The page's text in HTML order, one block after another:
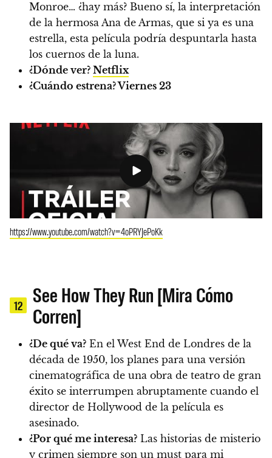
Monroe… ¿hay más? Bueno sí, la interpretación
de la hermosa Ana de Armas, que si ya es una
estrella, esta película podría despuntarla hasta
los cuernos de la luna.
¿Dónde ver? Netflix
¿Cuándo estrena?Viernes 23
https://www.youtube.com/watch?v=4oPRYJePoKk
12
See How They Run [Mira Cómo
Corren]
¿De qué va? En el West End de Londres de la
década de 1950, los planes para una versión
cinematográfica de una obra de teatro de gran
éxito se interrumpen abruptamente cuando el
director de Hollywood de la película es
asesinado.
¿Por qué me interesa? Las historias de misterio
y crimen siempre son un must para mi